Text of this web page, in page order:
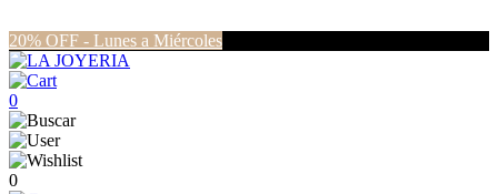
20% OFF - Lunes a Miércoles
0
0